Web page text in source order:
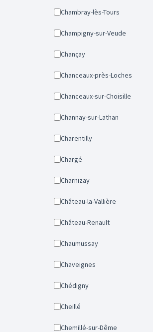
Chambray-lès-Tours
Champigny-sur-Veude
Chançay
Chanceaux-près-Loches
Chanceaux-sur-Choisille
Channay-sur-Lathan
Charentilly
Chargé
Charnizay
Château-la-Vallière
Château-Renault
Chaumussay
Chaveignes
Chédigny
Cheillé
Chemillé-sur-Dême